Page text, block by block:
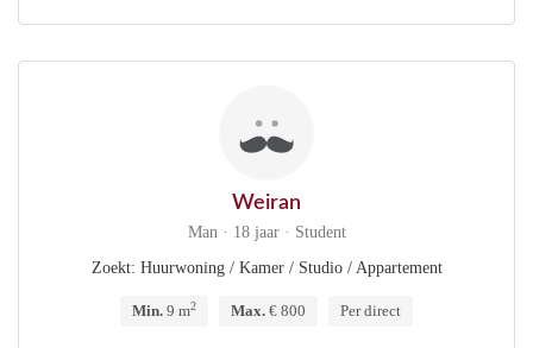
Weiran
Man · 18 jaar · Student
Zoekt: Huurwoning / Kamer / Studio / Appartement
Min. 9 m2 Max. € 800 Per direct